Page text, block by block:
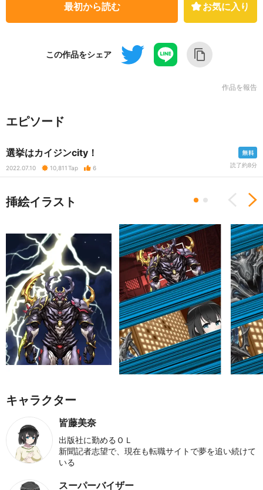
最初から読む お気に入り
この作品をシェア
作品を報告
エピソード
選挙はカイジンcity！
2022.07.10 10,811Tap 6 読了約8分
挿絵イラスト Previous
キャラクター
皆藤美奈
出版社に勤めるＯＬ
新聞記者志望で、現在も転職サイトで夢を追い続けて
いる
スーパーバイザー